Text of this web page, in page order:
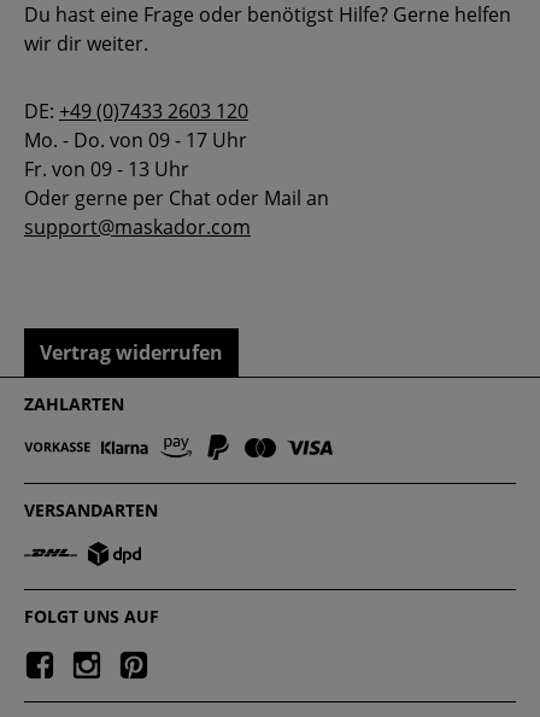
Du hast eine Frage oder benötigst Hilfe? Gerne helfen
wir dir weiter.
DE: +49 (0)7433 2603 120
Mo. - Do. von 09 - 17 Uhr
Fr. von 09 - 13 Uhr
Oder gerne per Chat oder Mail an
support@maskador.com
Vertrag widerrufen
ZAHLARTEN
VERSANDARTEN
FOLGT UNS AUF